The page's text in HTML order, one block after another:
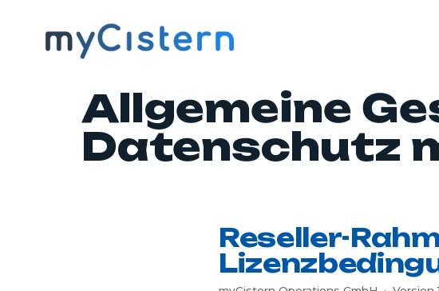
Allgemeine
Datenschutz
Reseller-